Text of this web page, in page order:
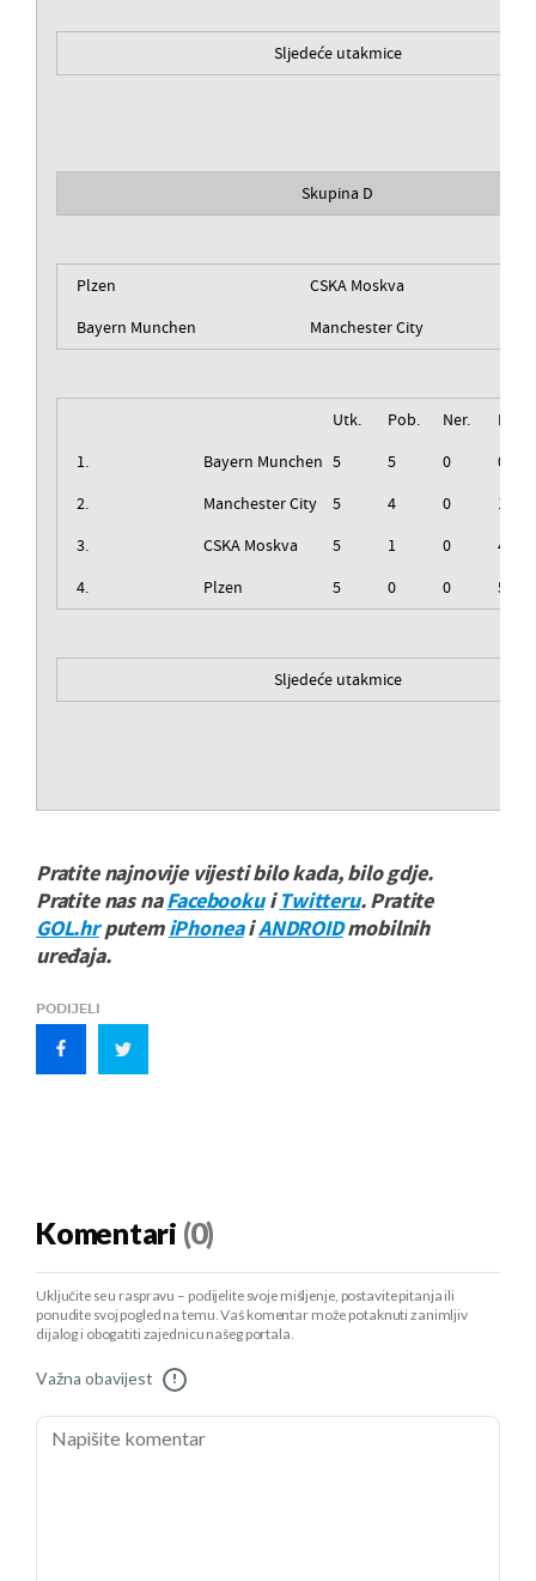
Sljedeće utakmice
Skupina D
Plzen
CSKA Moskva
Bayern Munchen
Manchester City
Utk. Pob. Ner.
Izg.
1.
Bayern Munchen 5 5 0
0
2.
Manchester City 5 4 0
1
3.
CSKA Moskva 5 1 0
4
4.
Plzen 5 0 0 5
Sljedeće utakmice
Pratite najnovije vijesti bilo kada, bilo gdje.
Pratite nas naFacebookuiTwitteru. Pratite
GOL.hrputemiPhoneaiANDROIDmobilnih
uređaja.
PODIJELI
Komentari (0)
Uključite se u raspravu – podijelite svoje mišljenje, postavite pitanja ili
ponudite svoj pogled na temu. Vaš komentar može potaknuti zanimljiv
dijalog i obogatiti zajednicu našeg portala.
Važna obavijest !